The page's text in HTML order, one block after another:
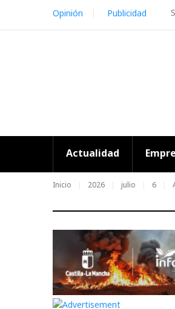
content
Opinión Publicidad
Actualidad
Inicio 2026 julio 6